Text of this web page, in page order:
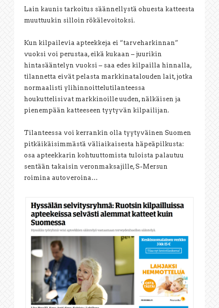
Lain kaunis tarkoitus säännellystä ohuesta katteesta
muuttuukin silloin rökälevoitoksi.
Kun kilpailevia apteekkeja ei “tarveharkinnan”
vuoksi voi perustaa, eikä kukaan – juurikin
hintasääntelyn vuoksi – saa edes kilpailla hinnalla,
tilannetta eivät pelasta markkinatalouden lait, jotka
normaalisti ylihinnoittelutilanteessa
houkuttelisivat markkinoille uuden, nälkäisen ja
pienempään katteeseen tyytyvän kilpailijan.
Tilanteessa voi kerrankin olla tyytyväinen Suomen
pitkäikäisimmästä väliaikaisesta häpeäpilkusta:
osa apteekkarin kohtuuttomista tuloista palautuu
sentään takaisin veronmaksajille, S-Mersun
roimina autoveroina…